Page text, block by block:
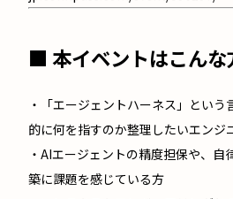
■ 本イベントはこんな
・「エージェントハーネス」とい
的に何を指すのか整理したいエンジ
・AIエージェントの精度担保や、自
築に課題を感じている方